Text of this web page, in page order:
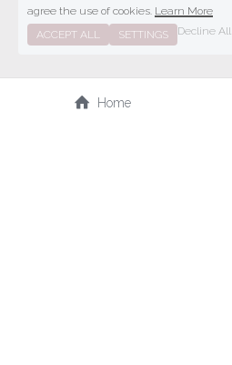
Home
agree the use of cookies. Learn More
ACCEPT ALL
SETTINGS Decline All